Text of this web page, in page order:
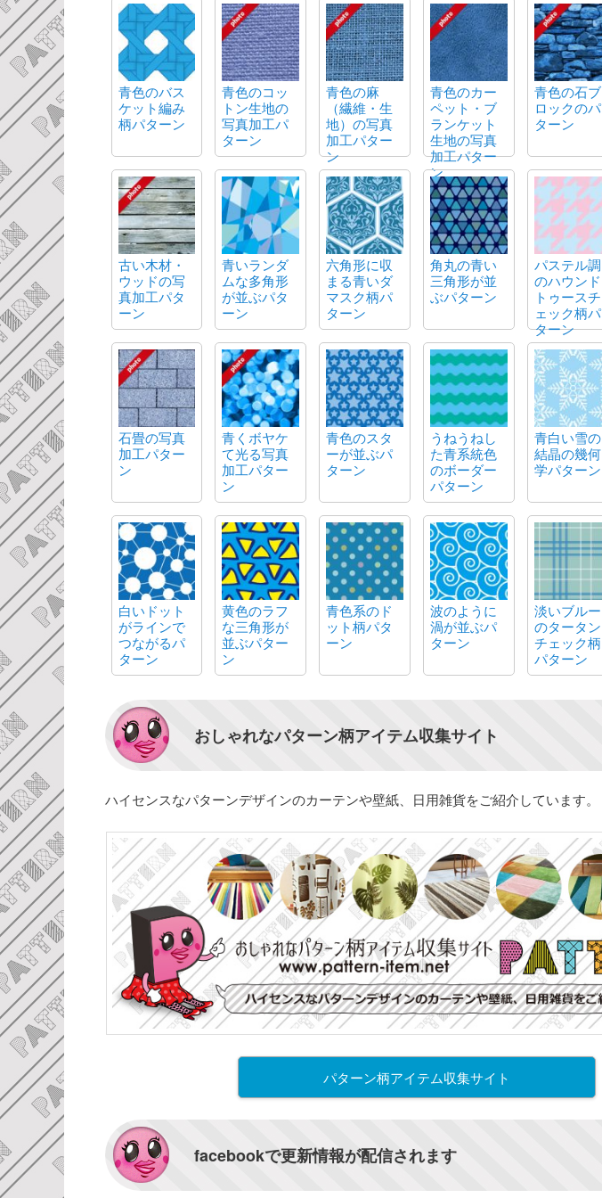
青色のバス
ケット編み
柄パターン
青色のコッ
トン生地の
写真加工パ
ターン
青色の麻
（繊維・生
地）の写真
加工パター
ン
青色のカー
ペット・ブ
ランケット
生地の写真
加工パター
ン
青色の石ブ
ロックのパ
ターン
古い木材・
ウッドの写
真加工パタ
ーン
青いランダ
ムな多角形
が並ぶパタ
ーン
六角形に収
まる青いダ
マスク柄パ
ターン
角丸の青い
三角形が並
ぶパターン
パステル調
のハウンド
トゥースチ
ェック柄パ
ターン
石畳の写真
加工パター
ン
青くボヤケ
て光る写真
加工パター
ン
青色のスタ
ーが並ぶパ
ターン
うねうねし
た青系統色
のボーダー
パターン
青白い雪の
結晶の幾何
学パターン
白いドット
がラインで
つながるパ
ターン
黄色のラフ
な三角形が
並ぶパター
ン
青色系のド
ット柄パタ
ーン
波のように
渦が並ぶパ
ターン
淡いブルー
のタータン
チェック柄
パターン
おしゃれなパターン柄アイテム収集サイト
ハイセンスなパターンデザインのカーテンや壁紙、日用雑貨をご紹介しています。
パターン柄アイテム収集サイト
facebookで更新情報が配信されます